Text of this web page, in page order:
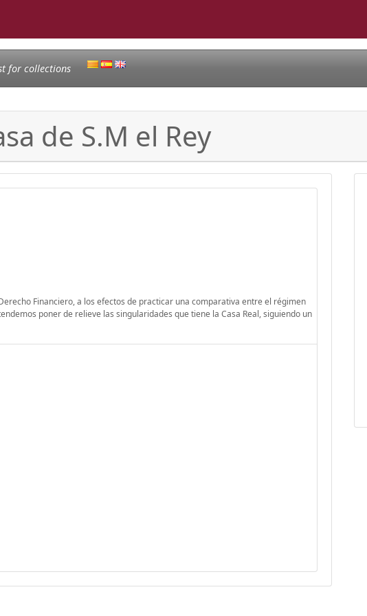
for collections
de S.M el Rey
Financiero, a los efectos de practicar una comparativa entre el régimen
poner de relieve las singularidades que tiene la Casa Real, siguiendo un